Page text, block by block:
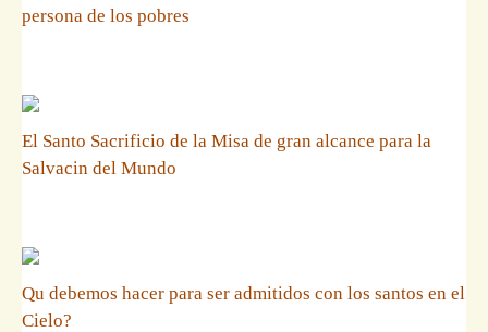
persona de los pobres
El Santo Sacrificio de la Misa de gran alcance para la
Salvacin del Mundo
Qu debemos hacer para ser admitidos con los santos en el
Cielo?